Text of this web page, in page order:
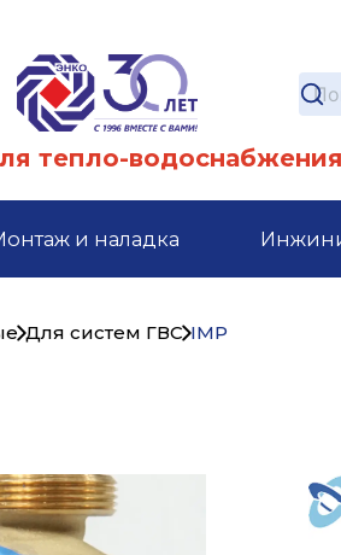
тепло-водоснабжения
и наладка
Для систем ГВС IMP